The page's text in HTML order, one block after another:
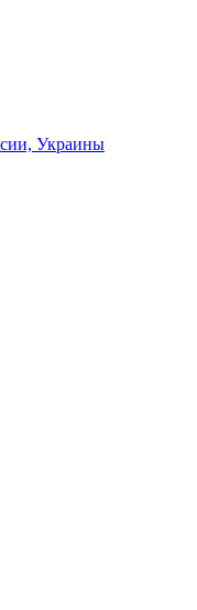
Украины